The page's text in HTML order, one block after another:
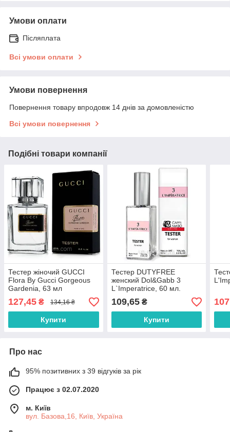
Умови оплати
Післяплата
Всі умови оплати
Умови повернення
Повернення товару впродовж 14 днів за домовленістю
Всі умови повернення
Подібні товари компанії
Тестер жіночий GUCCI
Flora By Gucci Gorgeous
Gardenia, 63 мл
127,45 ₴ 134,16 ₴
Купити
Тестер DUTYFREE
женский Dol&Gabb 3
L`Imperatrice, 60 мл.
109,65₴
Купити
Про нас
95% позитивних з 39 відгуків за рік
Працює з 02.07.2020
м. Київ
вул. Базова,16, Київ, Україна